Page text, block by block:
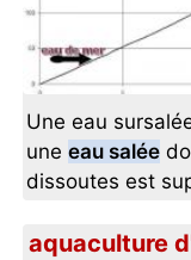
Une eau
uneeau salée
dissoutes est
aquaculture